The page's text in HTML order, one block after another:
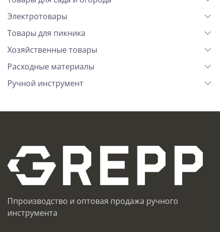
Электротовары
Товары для пикника
Хозяйственные товары
Расходные материалы
Ручной инструмент
Ппроизводство и оптовая продажа ручного
инструмента